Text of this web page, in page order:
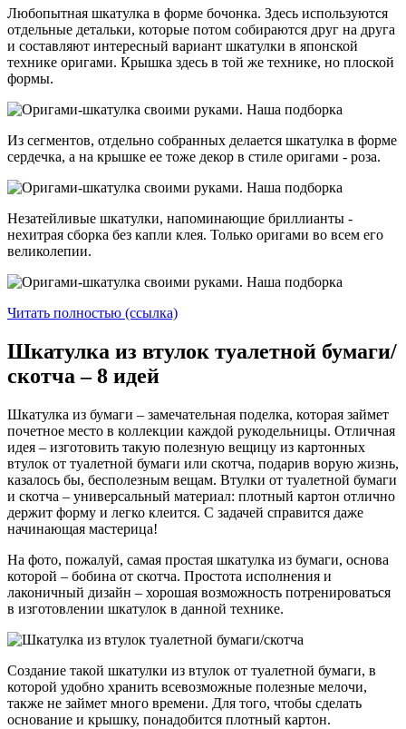
Любопытная шкатулка в форме бочонка. Здесь используются
отдельные детальки, которые потом собираются друг на друга
и составляют интересный вариант шкатулки в японской
технике оригами. Крышка здесь в той же технике, но плоской
формы.
Из сегментов, отдельно собранных делается шкатулка в форме
сердечка, а на крышке ее тоже декор в стиле оригами - роза.
Незатейливые шкатулки, напоминающие бриллианты -
нехитрая сборка без капли клея. Только оригами во всем его
великолепии.
Читать полностью (ссылка)
Шкатулка из втулок туалетной бумаги/
скотча – 8 идей
Шкатулка из бумаги – замечательная поделка, которая займет
почетное место в коллекции каждой рукодельницы. Отличная
идея – изготовить такую полезную вещицу из картонных
втулок от туалетной бумаги или скотча, подарив ворую жизнь,
казалось бы, бесполезным вещам. Втулки от туалетной бумаги
и скотча – универсальный материал: плотный картон отлично
держит форму и легко клеится. С задачей справится даже
начинающая мастерица!
На фото, пожалуй, самая простая шкатулка из бумаги, основа
которой – бобина от скотча. Простота исполнения и
лаконичный дизайн – хорошая возможность потренироваться
в изготовлении шкатулок в данной технике.
Создание такой шкатулки из втулок от туалетной бумаги, в
которой удобно хранить всевозможные полезные мелочи,
также не займет много времени. Для того, чтобы сделать
основание и крышку, понадобится плотный картон.